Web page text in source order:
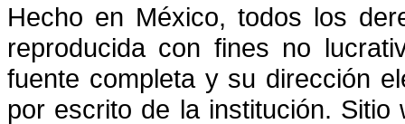
Hecho en México, todos los
reproducida con fines no
fuente completa y su dirección
por escrito de la institución.